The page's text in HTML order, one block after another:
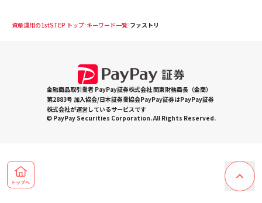
資産運用の1stSTEP トップ キーワード一覧 ファストリ
金融商品取引業者 PayPay証券株式会社 関東財務局長（金商）
第2883号 加入協会/日本証券業協会PayPay証券はPayPay証券
株式会社が運営しているサービスです
© PayPay Securities Corporation. All Rights Reserved.